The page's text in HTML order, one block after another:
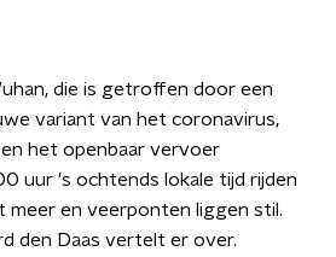
die is getroffen door een
variant van het coronavirus,
het openbaar vervoer
uur 's ochtends lokale tijd rijden
meer en veerponten liggen stil.
den Daas vertelt er over.